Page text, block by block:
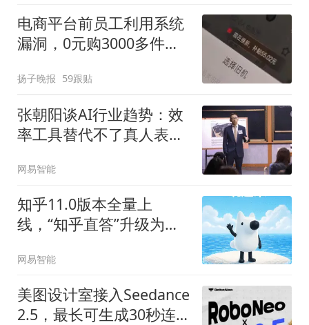
电商平台前员工利用系统
漏洞，0元购3000多件家
扬子晚报 59跟贴
张朝阳谈AI行业趋势：效
率工具替代不了真人表达
网易智能
知乎11.0版本全量上
线，“知乎直答”升级为智
网易智能
美图设计室接入Seedance
2.5，最长可生成30秒连